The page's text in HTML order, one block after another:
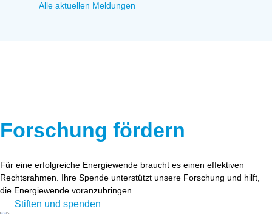
Alle aktuellen Meldungen
Forschung fördern
Für eine erfolgreiche Energiewende braucht es einen effektiven
Rechtsrahmen. Ihre Spende unterstützt unsere Forschung und hilft,
die Energiewende voranzubringen.
Stiften und spenden